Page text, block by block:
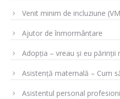
Venit minim de incluziune
Ajutor de înmormântare
Adopția – vreau și eu părinții
Asistență maternală – Cum
Asistentul personal